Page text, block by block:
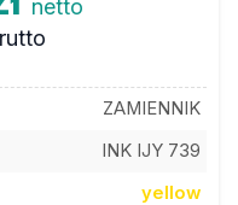
netto
ZAMIENNIK
INK IJY 739
yellow